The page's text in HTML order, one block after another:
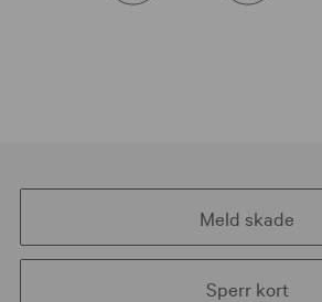
Meld skade
Sperr kort